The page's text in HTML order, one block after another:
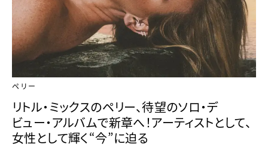
ペリー
リトル・ミックスのペリー、待望のソロ・デ
ビュー・アルバムで新章へ！アーティストとして、
女性として輝く“今”に迫る